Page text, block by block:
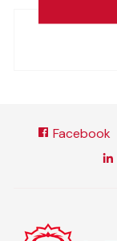
Facebook